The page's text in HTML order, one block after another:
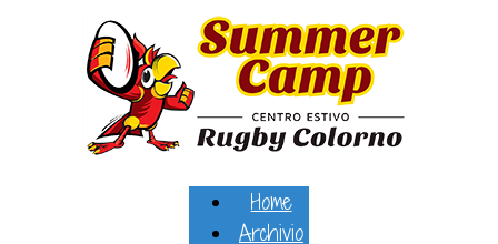
Home
Archivio